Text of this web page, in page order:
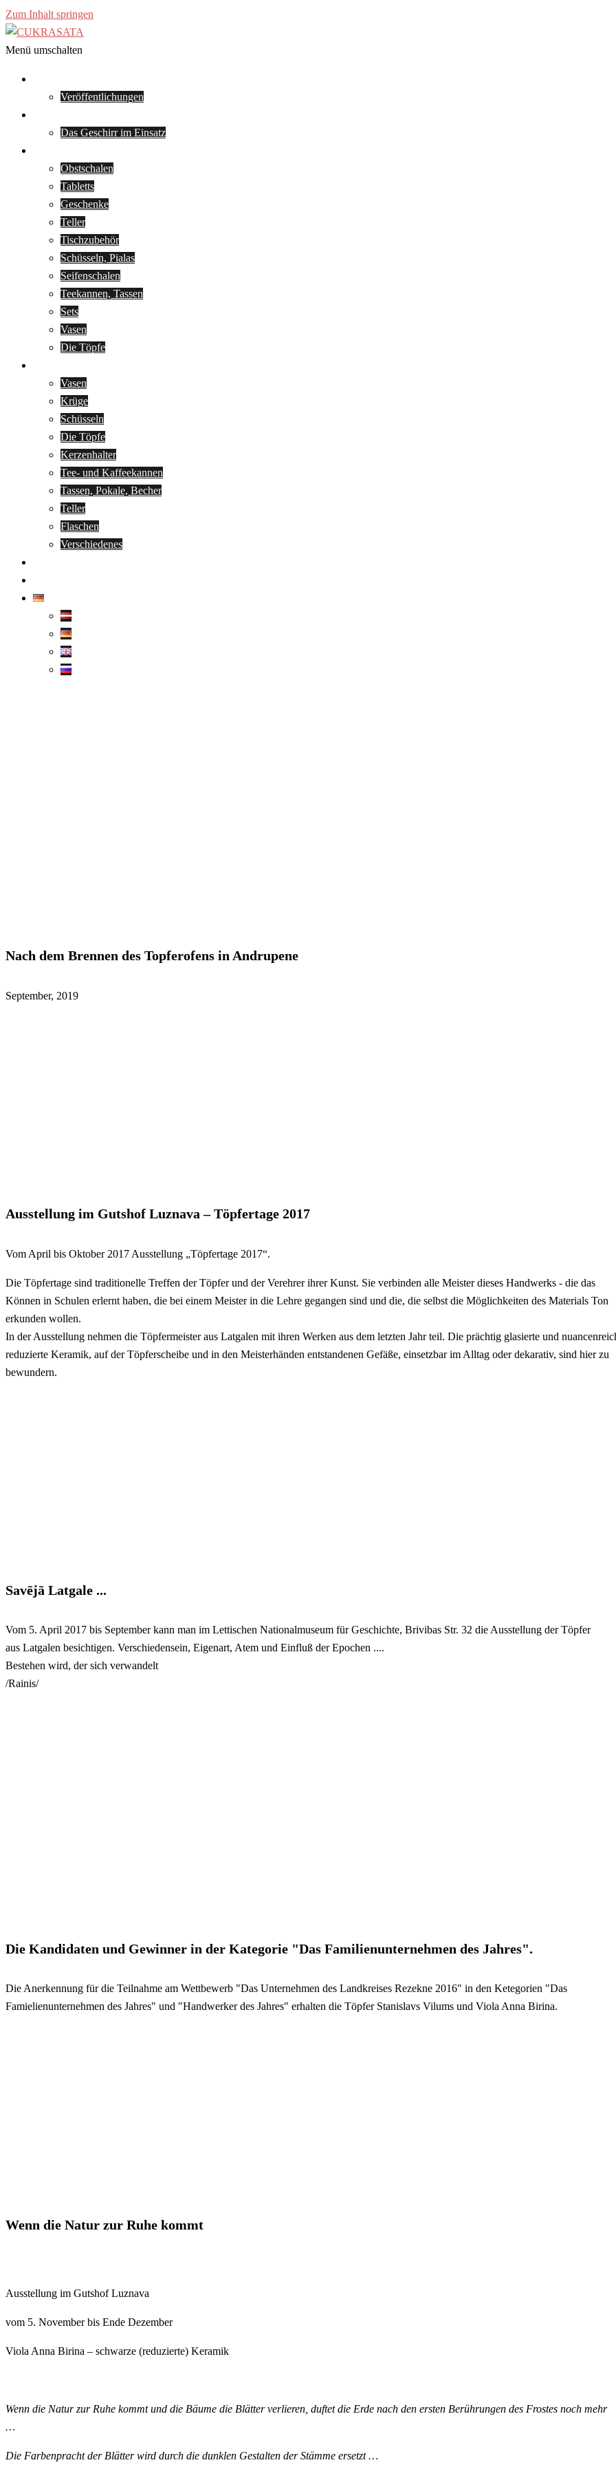
Zum Inhalt springen
Menü umschalten
Veröffentlichungen
Das Geschirr im Einsatz
Obstschalen
Tabletts
Geschenke
Teller
Tischzubehör
Schüsseln, Pialas
Seifenschalen
Teekannen, Tassen
Sets
Vasen
Die Töpfe
Vasen
Krüge
Schüsseln
Die Töpfe
Kerzenhalter
Tee- und Kaffeekannen
Tassen, Pokale, Becher
Teller
Flaschen
Verschiedenes
Nach dem Brennen des Topferofens in Andrupene
September, 2019
Ausstellung im Gutshof Luznava – Töpfertage 2017
Vom April bis Oktober 2017 Ausstellung „Töpfertage 2017“.
Die Töpfertage sind traditionelle Treffen der Töpfer und der Verehrer ihrer Kunst. Sie verbinden alle Meister dieses Handwerks - die das
Können in Schulen erlernt haben, die bei einem Meister in die Lehre gegangen sind und die, die selbst die Möglichkeiten des Materials Ton
erkunden wollen.
In der Ausstellung nehmen die Töpfermeister aus Latgalen mit ihren Werken aus dem letzten Jahr teil. Die prächtig glasierte und
reduzierte Keramik, auf der Töpferscheibe und in den Meisterhänden entstandenen Gefäße, einsetzbar im Alltag oder dekarativ, sind hier zu
bewundern.
Savējā Latgale ...
Vom 5. April 2017 bis September kann man im Lettischen Nationalmuseum für Geschichte, Brivibas Str. 32 die Ausstellung der Töpfer
aus Latgalen besichtigen. Verschiedensein, Eigenart, Atem und Einfluß der Epochen ....
Bestehen wird, der sich verwandelt
/Rainis/
Die Kandidaten und Gewinner in der Kategorie "Das Familienunternehmen des Jahres".
Die Anerkennung für die Teilnahme am Wettbewerb "Das Unternehmen des Landkreises Rezekne 2016" in den Ketegorien "Das
Famielienunternehmen des Jahres" und "Handwerker des Jahres" erhalten die Töpfer Stanislavs Vilums und Viola Anna Birina.
Wenn die Natur zur Ruhe kommt
Ausstellung im Gutshof Luznava
vom 5. November bis Ende Dezember
Viola Anna Birina – schwarze (reduzierte) Keramik
Wenn die Natur zur Ruhe kommt und die Bäume die Blätter verlieren, duftet die Erde nach den ersten Berührungen des Frostes noch mehr
…
Die Farbenpracht der Blätter wird durch die dunklen Gestalten der Stämme ersetzt …